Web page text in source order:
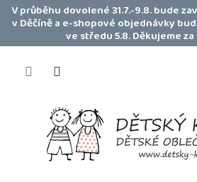
PřejítV průběhu dovolené 31.7.-9.8. bude
v Děčíně a e-shopové objednávky
ve středu 5.8. Děkujeme